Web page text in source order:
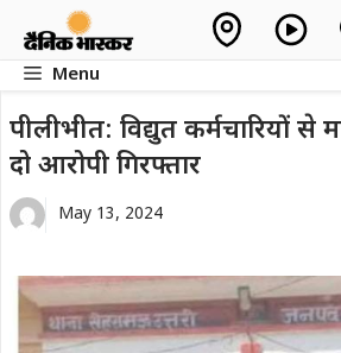
contentMenu
पीलीभीत: विद्युत कर्मचारियों से
दो आरोपी गिरफ्तार
May 13, 2024